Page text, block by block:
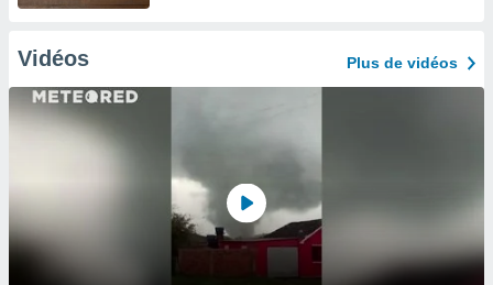
Vidéos Plus de vidéos